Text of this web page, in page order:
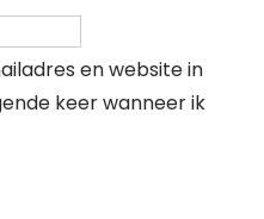
en website in
keer wanneer ik